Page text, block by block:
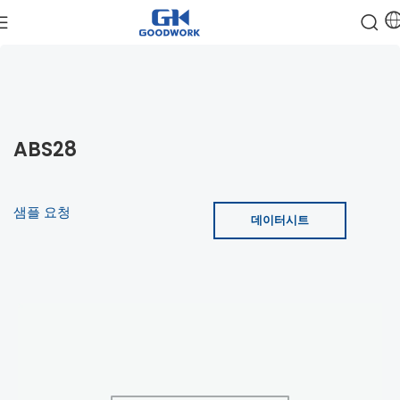
ABS28
샘플 요청 데이터시트